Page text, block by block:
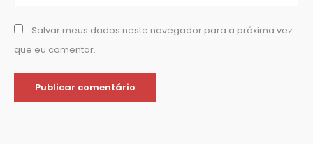
Salvar meus dados neste navegador para a próxima vez
que eu comentar.